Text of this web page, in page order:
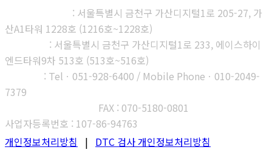
: 서울특별시 금천구 가산디지털1로 205-27, 가
산A1타워 1228호 (1216호~1228호)
: 서울특별시 금천구 가산디지털1로 233, 에이스하이
엔드타워9차 513호 (513호~516호)
: Telㆍ051-928-6400 / Mobile Phoneㆍ010-2049-
7379
FAX : 070-5180-0801
사업자등록번호 : 107-86-94763
개인정보처리방침 | DTC 검사 개인정보처리방침